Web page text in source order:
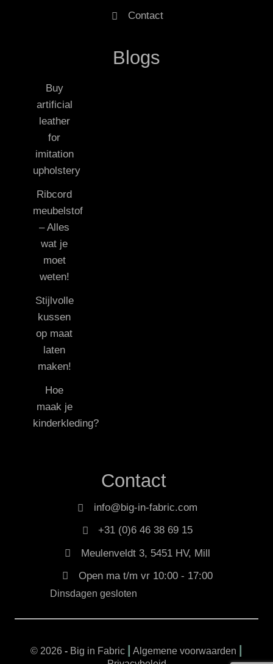
Contact
Blogs
Buy
artificial
leather
for
imitation
upholstery
Ribcord
meubelstof
– Alles
wat je
moet
weten!
Stijlvolle
kussen
op maat
laten
maken!
Hoe
maak je
kinderkleding?
Contact
info@big-in-fabric.com
+31 (0)6 46 38 69 15
Meulenveldt 3, 5451 HV, Mill
Open ma t/m vr 10:00 - 17:00
Dinsdagen gesloten
© 2026 - Big in Fabric Algemene voorwaarden